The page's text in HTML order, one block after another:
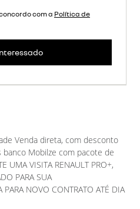
com a Política de
Venda direta, com desconto
Mobilze com pacote de
UMA VISITA RENAULT PRO+,
PARA SUA
PARA NOVO CONTRATO ATÉ DIA